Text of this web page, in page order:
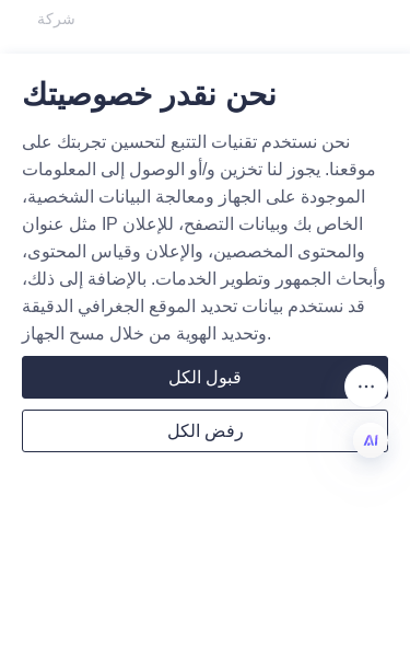
شركة
بريد
قدّم الآن
حول waimao.163.com
حول 163.com
نحن نقدر خصوصيتك
نحن نستخدم تقنيات التتبع لتحسين تجربتك على
موقعنا. يجوز لنا تخزين و/أو الوصول إلى المعلومات
الموجودة على الجهاز ومعالجة البيانات الشخصية،
مثل عنوان IP الخاص بك وبيانات التصفح، للإعلان
والمحتوى المخصصين، والإعلان وقياس المحتوى،
وأبحاث الجمهور وتطوير الخدمات. بالإضافة إلى ذلك،
قد نستخدم بيانات تحديد الموقع الجغرافي الدقيقة
وتحديد الهوية من خلال مسح الجهاز.
قبول الكل
رفض الكل